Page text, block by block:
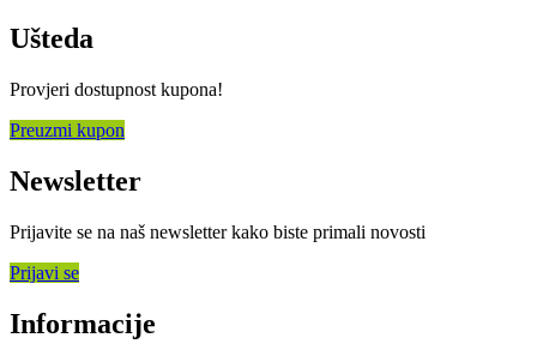
Ušteda
Provjeri dostupnost kupona!
Preuzmi kupon
Newsletter
Prijavite se na naš newsletter kako biste primali novosti
Prijavi se
Informacije